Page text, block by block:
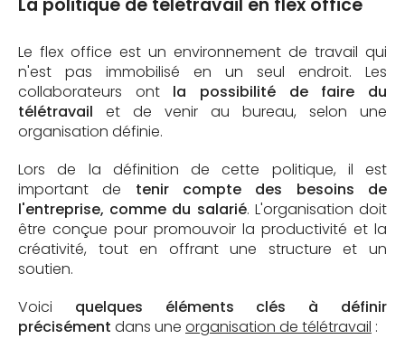
Le flex office est un environnement de travail qui
n'est pas immobilisé en un seul endroit. Les
collaborateurs ont la possibilité de faire du
télétravail et de venir au bureau, selon une
organisation définie.
Lors de la définition de cette politique, il est
important de tenir compte des besoins de
l'entreprise, comme du salarié. L'organisation doit
être conçue pour promouvoir la productivité et la
créativité, tout en offrant une structure et un
soutien.
Voici quelques éléments clés à définir
précisément dans une organisation de télétravail :